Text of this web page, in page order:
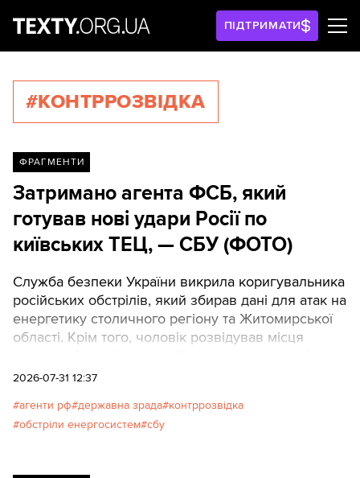
ПІДТРИМАТИ
#КОНТРРОЗВІДКА
ФРАГМЕНТИ
Затримано агента ФСБ, який
готував нові удари Росії по
київських ТЕЦ, — СБУ (ФОТО)
Служба безпеки України викрила коригувальника
російських обстрілів, який збирав дані для атак на
енергетику столичного регіону та Житомирської
області. Крім того, чоловік розвідував місця
країни.
2026-07-31 12:37
агенти рф державна зрада контррозвідка
обстріли енергосистем сбу